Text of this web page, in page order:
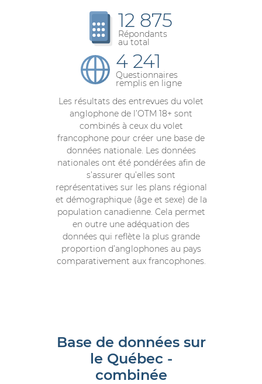
12 875
Répondants
au total
4 241
Questionnaires
remplis en ligne
Les résultats des entrevues du volet
anglophone de l’OTM 18+ sont
combinés à ceux du volet
francophone pour créer une base de
données nationale. Les données
nationales ont été pondérées afin de
s’assurer qu’elles sont
représentatives sur les plans régional
et démographique (âge et sexe) de la
population canadienne. Cela permet
en outre une adéquation des
données qui reflète la plus grande
proportion d’anglophones au pays
comparativement aux francophones.
Base de données sur
le Québec -
combinée